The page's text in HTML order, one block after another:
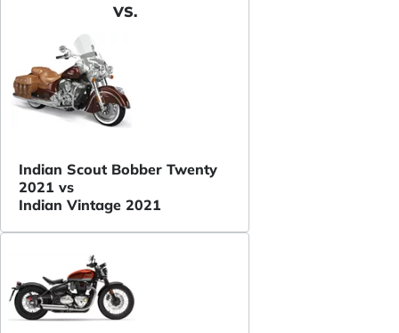
VS.
Indian Scout Bobber Twenty
2021 vs
Indian Vintage 2021